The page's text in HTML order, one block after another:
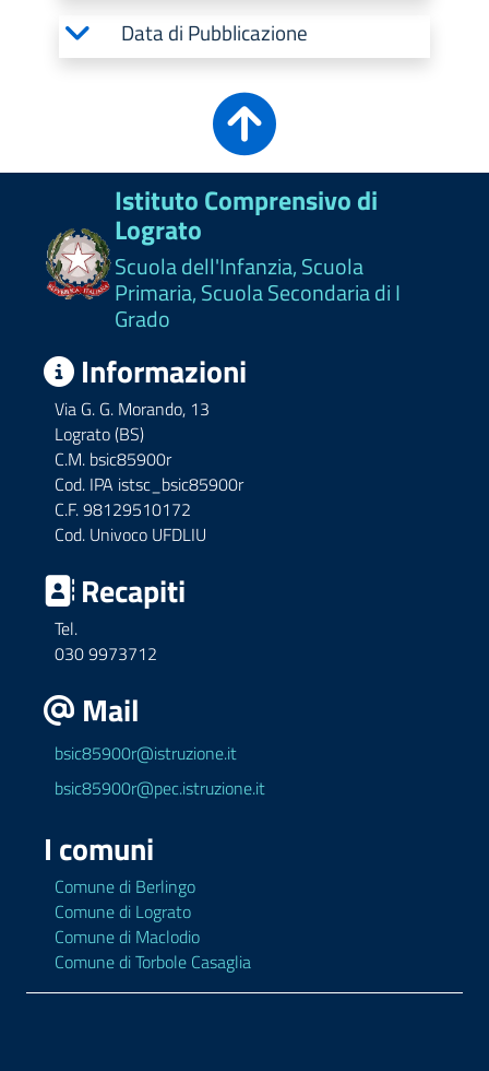
Data di Pubblicazione
Istituto Comprensivo di
Lograto
Scuola dell'Infanzia, Scuola
Primaria, Scuola Secondaria di I
Grado
Informazioni
Via G. G. Morando, 13
Lograto (BS)
C.M. bsic85900r
Cod. IPA istsc_bsic85900r
C.F. 98129510172
Cod. Univoco UFDLIU
Recapiti
Tel.
030 9973712
Mail
bsic85900r@istruzione.it
bsic85900r@pec.istruzione.it
I comuni
Comune di Berlingo
Comune di Lograto
Comune di Maclodio
Comune di Torbole Casaglia